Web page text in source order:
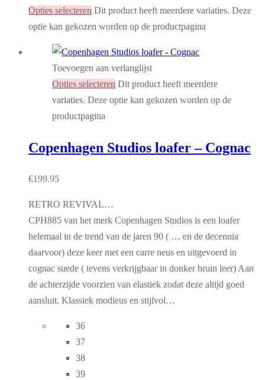
Opties selecteren Dit product heeft meerdere variaties. Deze
optie kan gekozen worden op de productpagina
Toevoegen aan verlanglijst
Opties selecteren Dit product heeft meerdere
variaties. Deze optie kan gekozen worden op de
productpagina
Copenhagen Studios loafer – Cognac
€199.95
RETRO REVIVAL…
CPH885 van het merk Copenhagen Studios is een loafer
helemaal in de trend van de jaren 90 ( … en de decennia
daarvoor) deze keer met een carre neus en uitgevoerd in
cognac suede ( tevens verkrijgbaar in donker bruin leer) Aan
de achterzijde voorzien van elastiek zodat deze altijd goed
aansluit. Klassiek modieus en stijlvol…
36
37
38
39